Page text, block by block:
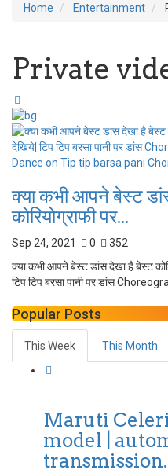
Home Entertainment
Private
क्या कभी आपने बेस्ट
कोरियोग्राफी पर...
Sep 24, 2021 0
352
क्या कभी आपने बेस्ट डांस देखा है बेस्ट
टिप टिप बरसा पानी पर डांस
Popular Posts
This Week This Month
Maruti
model |